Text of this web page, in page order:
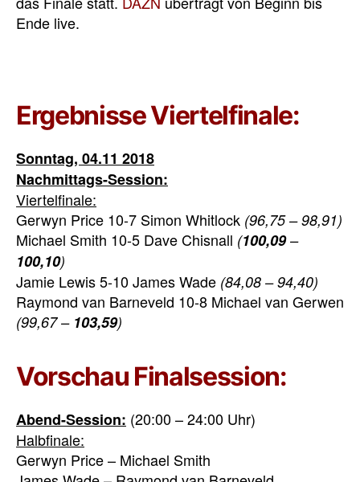
Ende live.
Ergebnisse Viertelfinale:
Sonntag, 04.11 2018
Nachmittags-Session:
Viertelfinale:
Gerwyn Price 10-7 Simon Whitlock (96,75 – 98,91)
Michael Smith 10-5 Dave Chisnall (100,09–
100,10)
Jamie Lewis 5-10 James Wade (84,08 – 94,40)
Raymond van Barneveld 10-8 Michael van Gerwen
(99,67 – 103,59)
Vorschau Finalsession:
Abend-Session: (20:00 – 24:00 Uhr)
Halbfinale:
Gerwyn Price – Michael Smith